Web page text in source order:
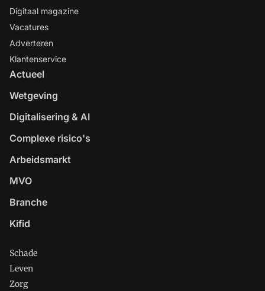
Digitaal magazine
Vacatures
Adverteren
Klantenservice
Actueel
Wetgeving
Digitalisering & AI
Complexe risico's
Arbeidsmarkt
MVO
Branche
Kifid
Schade
Leven
Zorg